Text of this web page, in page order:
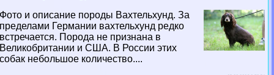
Фото и описание породы Вахтельхунд. За
пределами Германии вахтельхунд редко
встречается. Порода не признана в
Великобритании и США. В России этих
собак небольшое количество....